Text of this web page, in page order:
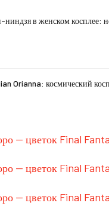
в женском косплее:
Orianna: космический